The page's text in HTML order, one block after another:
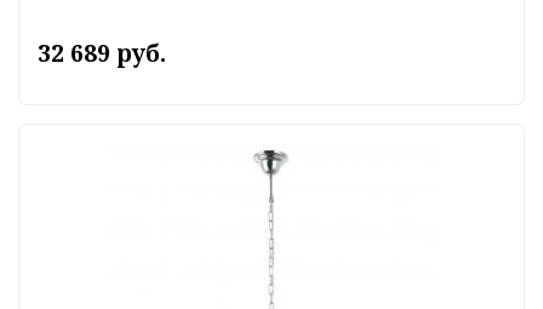
32 689 руб.